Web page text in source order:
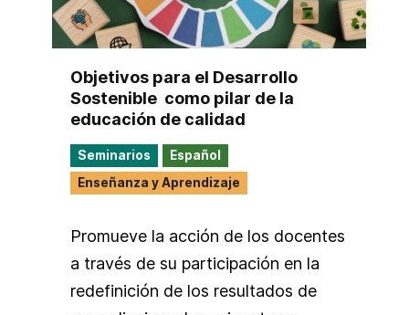
Objetivos para el Desarrollo
Sostenible ​ como pilar de la
educación de calidad​
Seminarios
Español
Enseñanza y Aprendizaje
Promueve la acción de los docentes
a través de su participación en la
redefinición de los resultados de